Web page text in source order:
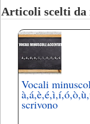
Articoli scelti da
Vocali
scrivono